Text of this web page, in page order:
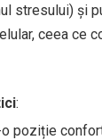
stresului) și
ceea ce
:
poziție